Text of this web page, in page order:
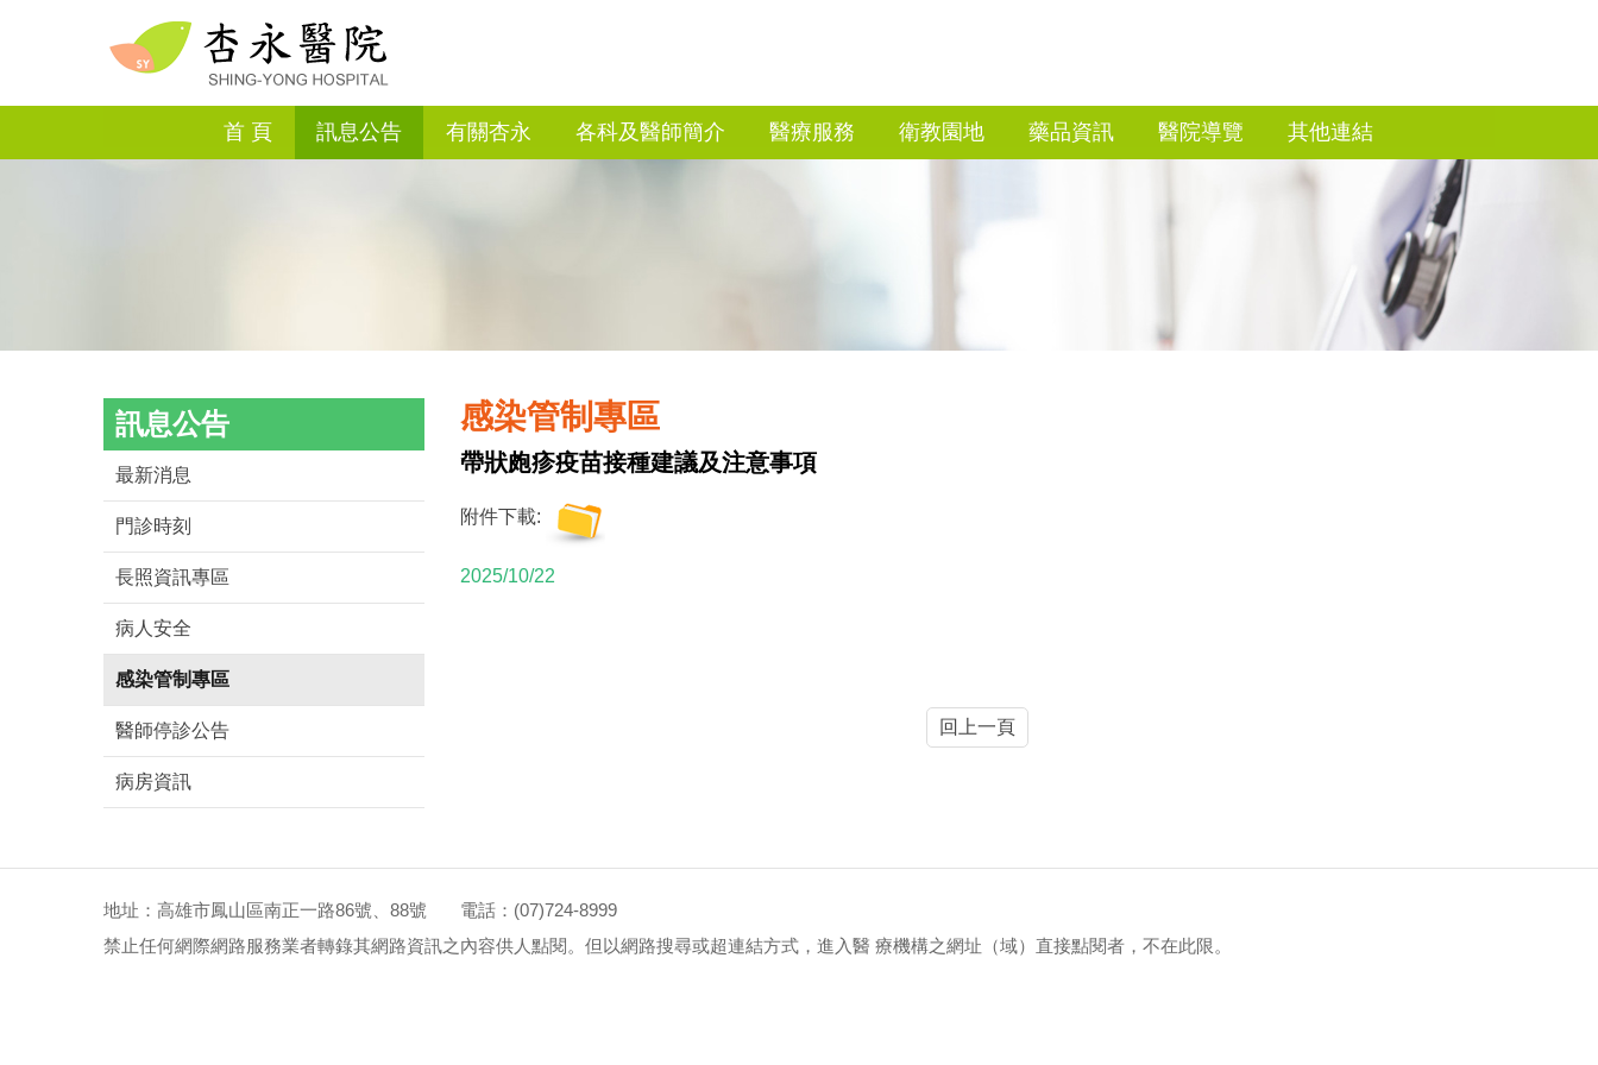
首 頁 訊息公告 有關杏永 各科及醫師簡介 醫療服務 衛教園地 藥品資訊 醫院導覽 其他連結
訊息公告
最新消息
門診時刻
長照資訊專區
病人安全
感染管制專區
醫師停診公告
病房資訊
感染管制專區
帶狀皰疹疫苗接種建議及注意事項
附件下載:
2025/10/22
回上一頁
地址：高雄市鳳山區南正一路86號、88號 電話：(07)724-8999
禁止任何網際網路服務業者轉錄其網路資訊之內容供人點閱。但以網路搜尋或超連結方式，進入醫 療機構之網址（域）直接點閱者，不在此限。